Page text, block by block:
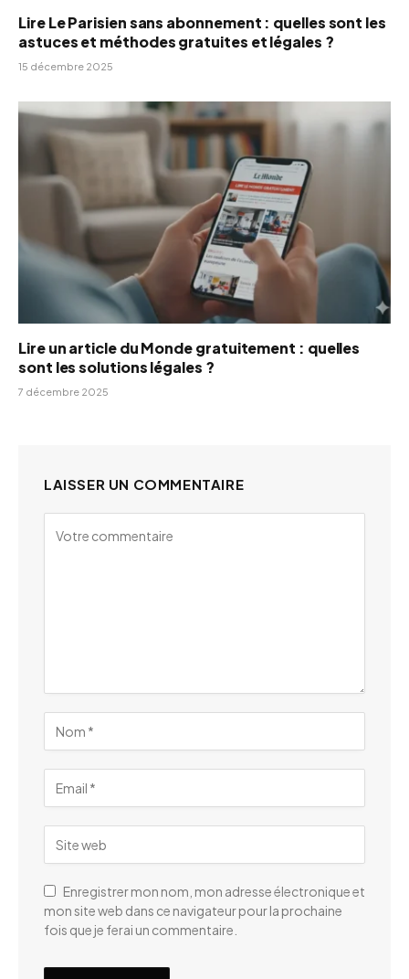
Lire Le Parisien sans abonnement : quelles sont les
astuces et méthodes gratuites et légales ?
15 décembre 2025
Lire un article du Monde gratuitement : quelles
sont les solutions légales ?
7 décembre 2025
LAISSER UN COMMENTAIRE
Enregistrer mon nom, mon adresse électronique et
mon site web dans ce navigateur pour la prochaine
fois que je ferai un commentaire.